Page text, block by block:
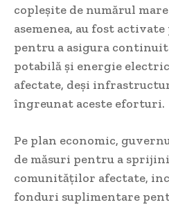
copleșite de numărul
asemenea, au fost
pentru a asigura
potabilă și energie
afectate, deși
îngreunat aceste eforturi.
Pe plan economic,
de măsuri pentru a
comunităților afectate,
fonduri suplimentare